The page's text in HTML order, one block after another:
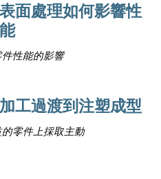
面處理如何影響性
能
性能的影響
工過渡到注塑成型
零件上採取主動